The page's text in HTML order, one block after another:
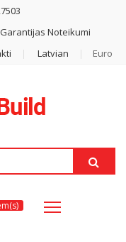
Garantijas Noteikumi
Latvian Euro